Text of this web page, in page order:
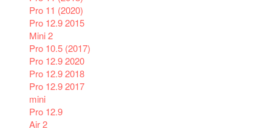
Pro 11 (2020)
Pro 12.9 2015
Mini 2
Pro 10.5 (2017)
Pro 12.9 2020
Pro 12.9 2018
Pro 12.9 2017
mini
Pro 12.9
Air 2